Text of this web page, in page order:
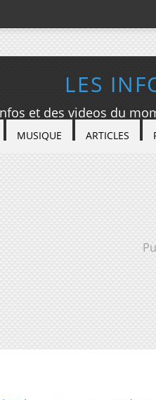
LES
et des videos du
MUSIQUE ARTICLES